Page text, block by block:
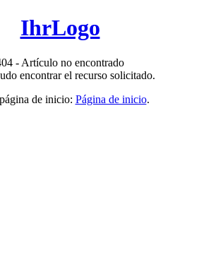
IhrLogo
- Artículo no encontrado
encontrar el recurso solicitado.
de inicio: Página de inicio.